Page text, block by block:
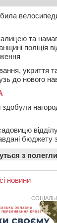
та
поліція
укриття
до нового
бюджету
з
вилов
15
та 10
новини